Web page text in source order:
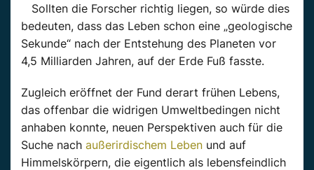
Sollten die Forscher richtig liegen, so würde dies
bedeuten, dass das Leben schon eine „geologische
Sekunde“ nach der Entstehung des Planeten vor
4,5 Milliarden Jahren, auf der Erde Fuß fasste.
Zugleich eröffnet der Fund derart frühen Lebens,
das offenbar die widrigen Umweltbedingen nicht
anhaben konnte, neuen Perspektiven auch für die
Suche nach außerirdischem Leben und auf
Himmelskörpern, die eigentlich als lebensfeindlich